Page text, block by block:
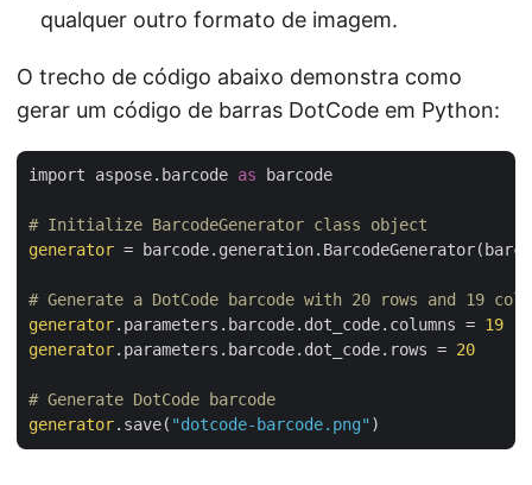
qualquer outro formato de imagem.
O trecho de código abaixo demonstra como
gerar um código de barras DotCode em Python:
import aspose.barcode as barcode
# Initialize BarcodeGenerator class object
generator =
# Generate a DotCode barcode with 20 rows and 19
generator.parameters.barcode.dot_code.columns = 19
generator.parameters.barcode.dot_code.rows = 20
# Generate DotCode barcode
generator.save( "dotcode-barcode.png"